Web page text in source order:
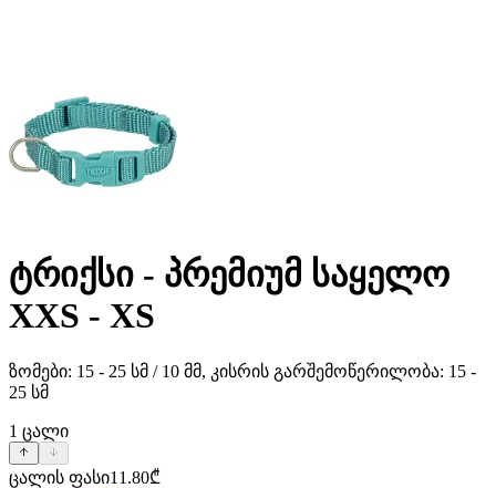
ტრიქსი - პრემიუმ საყელო
XXS - XS
ზომები: 15 - 25 სმ / 10 მმ, კისრის გარშემოწერილობა: 15 -
25 სმ
1 ცალი
ცალის ფასი11.80₾